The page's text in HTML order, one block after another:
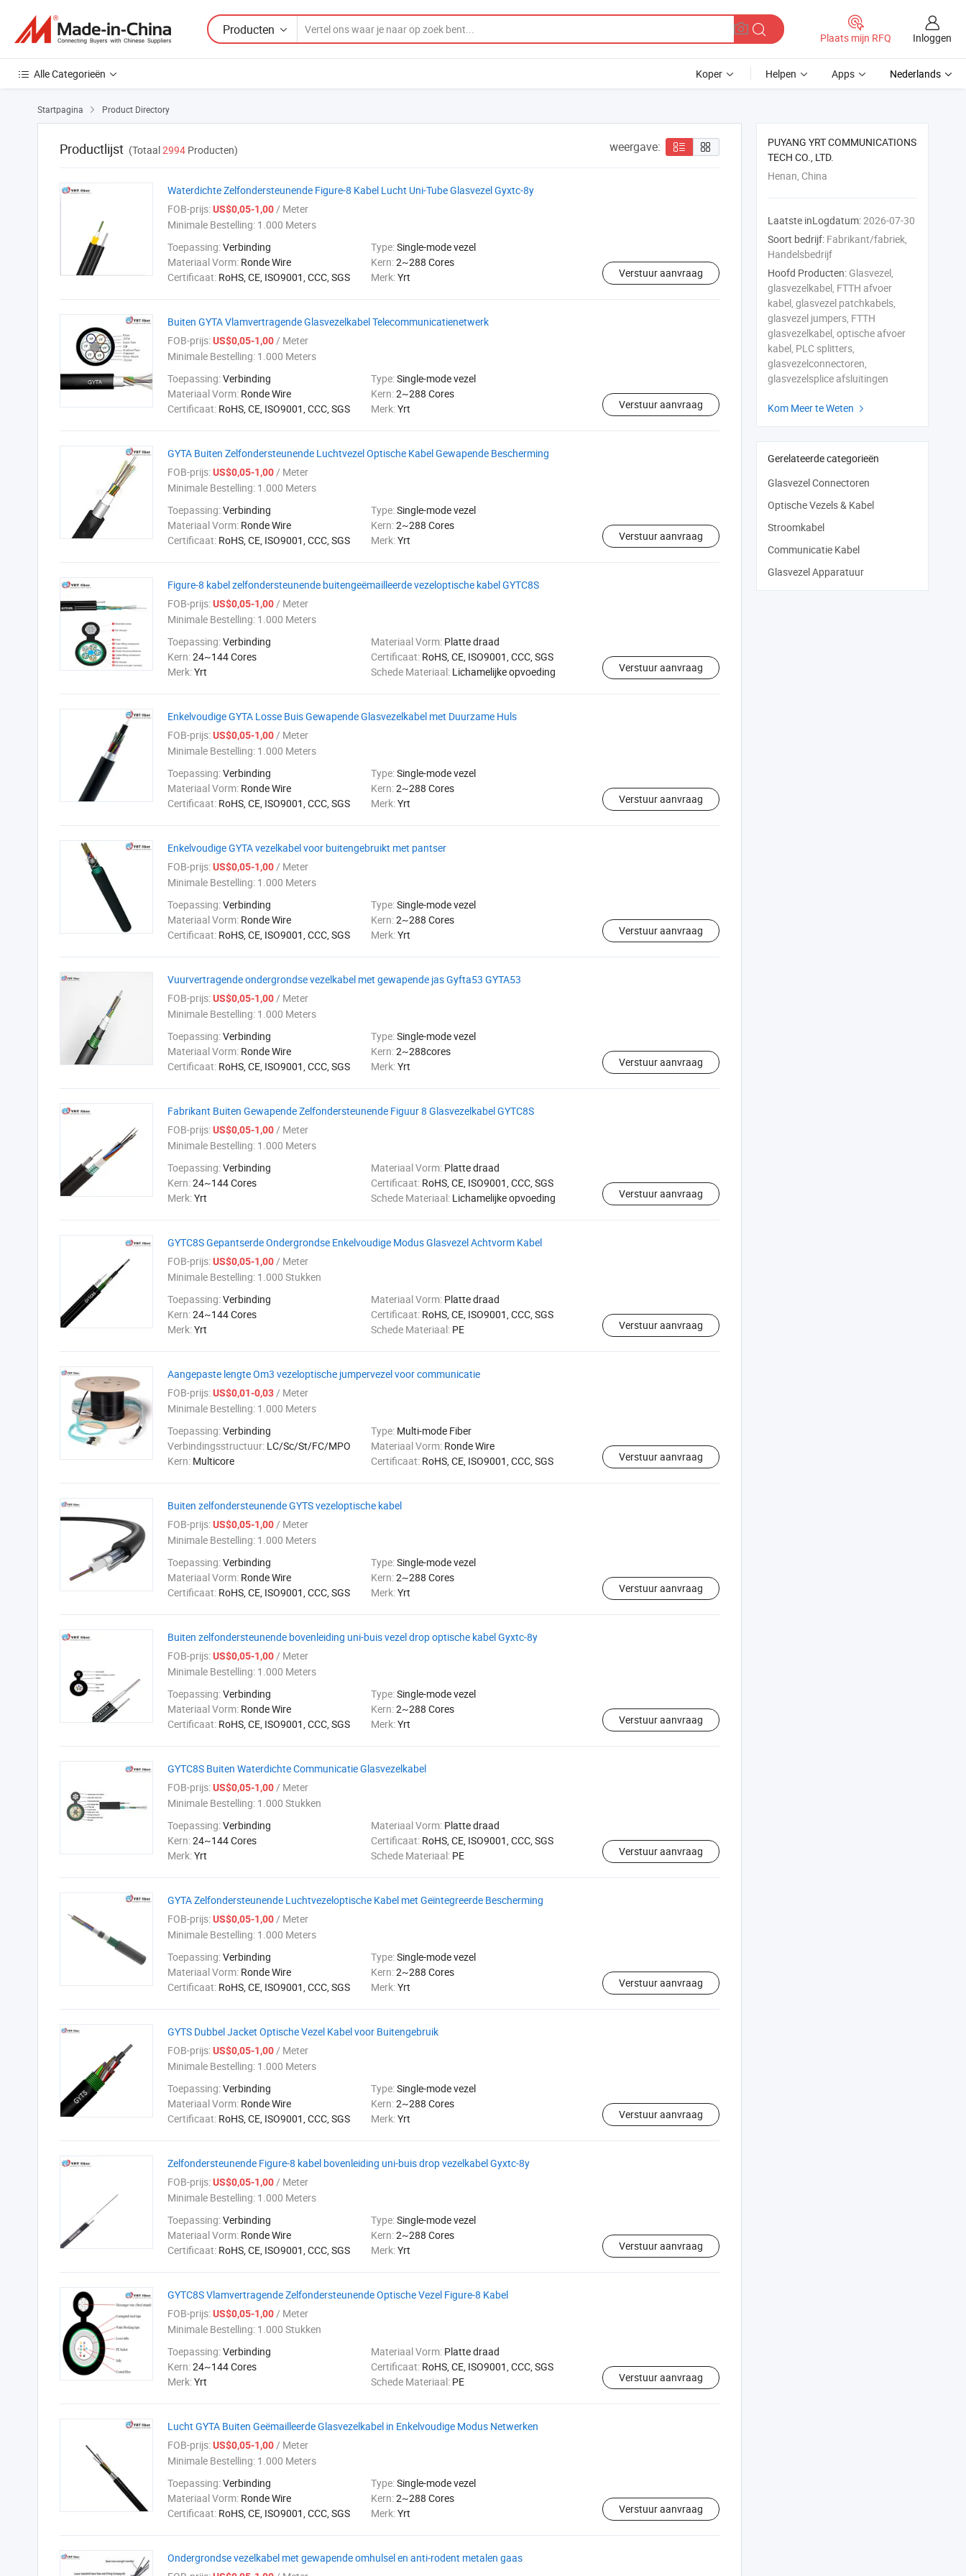
Producten
Plaats mijn RFQ Inloggen
Alle Categorieën Koper Helpen Apps Nederlands
Startpagina  Product Directory
Productlijst (Totaal2994 Producten) weergave:
Waterdichte Zelfondersteunende Figure-8 Kabel Lucht Uni-Tube Glasvezel Gyxtc-8y
FOB-prijs:US$0,05-1,00/ Meter
Minimale Bestelling: 1.000 Meters
Toepassing:Verbinding Type:Single-mode vezel
Materiaal Vorm: Ronde Wire Kern:2~288 Cores
Certificaat: RoHS, CE, ISO9001, CCC, SGS Merk:Yrt Verstuur aanvraag
Buiten GYTA Vlamvertragende Glasvezelkabel Telecommunicatienetwerk
FOB-prijs:US$0,05-1,00/ Meter
Minimale Bestelling: 1.000 Meters
Toepassing:Verbinding Type:Single-mode vezel
Materiaal Vorm: Ronde Wire Kern:2~288 Cores
Certificaat: RoHS, CE, ISO9001, CCC, SGS Merk:Yrt Verstuur aanvraag
GYTA Buiten Zelfondersteunende Luchtvezel Optische Kabel Gewapende Bescherming
FOB-prijs:US$0,05-1,00/ Meter
Minimale Bestelling: 1.000 Meters
Toepassing:Verbinding Type:Single-mode vezel
Materiaal Vorm: Ronde Wire Kern:2~288 Cores
Certificaat: RoHS, CE, ISO9001, CCC, SGS Merk:Yrt Verstuur aanvraag
Figure-8 kabel zelfondersteunende buitengeëmailleerde vezeloptische kabel GYTC8S
FOB-prijs:US$0,05-1,00/ Meter
Minimale Bestelling: 1.000 Meters
Toepassing:Verbinding Materiaal Vorm: Platte draad
Kern:24~144 Cores Certificaat: RoHS, CE, ISO9001, CCC, SGS
Merk:Yrt Schede Materiaal: Lichamelijke opvoeding Verstuur aanvraag
Enkelvoudige GYTA Losse Buis Gewapende Glasvezelkabel met Duurzame Huls
FOB-prijs:US$0,05-1,00/ Meter
Minimale Bestelling: 1.000 Meters
Toepassing:Verbinding Type:Single-mode vezel
Materiaal Vorm: Ronde Wire Kern:2~288 Cores
Certificaat: RoHS, CE, ISO9001, CCC, SGS Merk:Yrt Verstuur aanvraag
Enkelvoudige GYTA vezelkabel voor buitengebruikt met pantser
FOB-prijs:US$0,05-1,00/ Meter
Minimale Bestelling: 1.000 Meters
Toepassing:Verbinding Type:Single-mode vezel
Materiaal Vorm: Ronde Wire Kern:2~288 Cores
Certificaat: RoHS, CE, ISO9001, CCC, SGS Merk:Yrt Verstuur aanvraag
Vuurvertragende ondergrondse vezelkabel met gewapende jas Gyfta53 GYTA53
FOB-prijs:US$0,05-1,00/ Meter
Minimale Bestelling: 1.000 Meters
Toepassing:Verbinding Type:Single-mode vezel
Materiaal Vorm: Ronde Wire Kern:2~288cores
Certificaat: RoHS, CE, ISO9001, CCC, SGS Merk:Yrt Verstuur aanvraag
Fabrikant Buiten Gewapende Zelfondersteunende Figuur 8 Glasvezelkabel GYTC8S
FOB-prijs:US$0,05-1,00/ Meter
Minimale Bestelling: 1.000 Meters
Toepassing:Verbinding Materiaal Vorm: Platte draad
Kern:24~144 Cores Certificaat: RoHS, CE, ISO9001, CCC, SGS
Merk:Yrt Schede Materiaal: Lichamelijke opvoeding Verstuur aanvraag
GYTC8S Gepantserde Ondergrondse Enkelvoudige Modus Glasvezel Achtvorm Kabel
FOB-prijs:US$0,05-1,00/ Meter
Minimale Bestelling: 1.000 Stukken
Toepassing:Verbinding Materiaal Vorm: Platte draad
Kern:24~144 Cores Certificaat: RoHS, CE, ISO9001, CCC, SGS
Merk:Yrt Schede Materiaal: PE Verstuur aanvraag
Aangepaste lengte Om3 vezeloptische jumpervezel voor communicatie
FOB-prijs:US$0,01-0,03/ Meter
Minimale Bestelling: 1.000 Meters
Toepassing:Verbinding Type: Multi-mode Fiber
Verbindingsstructuur: LC/Sc/St/FC/MPO Materiaal Vorm: Ronde Wire
Kern: Multicore Certificaat: RoHS, CE, ISO9001, CCC, SGS Verstuur aanvraag
Buiten zelfondersteunende GYTS vezeloptische kabel
FOB-prijs:US$0,05-1,00/ Meter
Minimale Bestelling: 1.000 Meters
Toepassing:Verbinding Type:Single-mode vezel
Materiaal Vorm: Ronde Wire Kern:2~288 Cores
Certificaat: RoHS, CE, ISO9001, CCC, SGS Merk:Yrt Verstuur aanvraag
Buiten zelfondersteunende bovenleiding uni-buis vezel drop optische kabel Gyxtc-8y
FOB-prijs:US$0,05-1,00/ Meter
Minimale Bestelling: 1.000 Meters
Toepassing:Verbinding Type:Single-mode vezel
Materiaal Vorm: Ronde Wire Kern:2~288 Cores
Certificaat: RoHS, CE, ISO9001, CCC, SGS Merk:Yrt Verstuur aanvraag
GYTC8S Buiten Waterdichte Communicatie Glasvezelkabel
FOB-prijs:US$0,05-1,00/ Meter
Minimale Bestelling: 1.000 Stukken
Toepassing:Verbinding Materiaal Vorm: Platte draad
Kern:24~144 Cores Certificaat: RoHS, CE, ISO9001, CCC, SGS
Merk:Yrt Schede Materiaal: PE Verstuur aanvraag
GYTA Zelfondersteunende Luchtvezeloptische Kabel met Geïntegreerde Bescherming
FOB-prijs:US$0,05-1,00/ Meter
Minimale Bestelling: 1.000 Meters
Toepassing:Verbinding Type:Single-mode vezel
Materiaal Vorm: Ronde Wire Kern:2~288 Cores
Certificaat: RoHS, CE, ISO9001, CCC, SGS Merk:Yrt Verstuur aanvraag
GYTS Dubbel Jacket Optische Vezel Kabel voor Buitengebruik
FOB-prijs:US$0,05-1,00/ Meter
Minimale Bestelling: 1.000 Meters
Toepassing:Verbinding Type:Single-mode vezel
Materiaal Vorm: Ronde Wire Kern:2~288 Cores
Certificaat: RoHS, CE, ISO9001, CCC, SGS Merk:Yrt Verstuur aanvraag
Zelfondersteunende Figure-8 kabel bovenleiding uni-buis drop vezelkabel Gyxtc-8y
FOB-prijs:US$0,05-1,00/ Meter
Minimale Bestelling: 1.000 Meters
Toepassing:Verbinding Type:Single-mode vezel
Materiaal Vorm: Ronde Wire Kern:2~288 Cores
Certificaat: RoHS, CE, ISO9001, CCC, SGS Merk:Yrt Verstuur aanvraag
GYTC8S Vlamvertragende Zelfondersteunende Optische Vezel Figure-8 Kabel
FOB-prijs:US$0,05-1,00/ Meter
Minimale Bestelling: 1.000 Stukken
Toepassing:Verbinding Materiaal Vorm: Platte draad
Kern:24~144 Cores Certificaat: RoHS, CE, ISO9001, CCC, SGS
Merk:Yrt Schede Materiaal: PE Verstuur aanvraag
Lucht GYTA Buiten Geëmailleerde Glasvezelkabel in Enkelvoudige Modus Netwerken
FOB-prijs:US$0,05-1,00/ Meter
Minimale Bestelling: 1.000 Meters
Toepassing:Verbinding Type:Single-mode vezel
Materiaal Vorm: Ronde Wire Kern:2~288 Cores
Certificaat: RoHS, CE, ISO9001, CCC, SGS Merk:Yrt Verstuur aanvraag
Ondergrondse vezelkabel met gewapende omhulsel en anti-rodent metalen gaas
PUYANG YRT COMMUNICATIONS
TECH CO., LTD.
Henan, China
Laatste inLogdatum:2026-07-30
Soort bedrijf: Fabrikant/fabriek,
Handelsbedrijf
Hoofd Producten: Glasvezel,
glasvezelkabel, FTTH afvoer
kabel, glasvezel patchkabels,
glasvezel jumpers, FTTH
glasvezelkabel, optische afvoer
kabel, PLC splitters,
glasvezelconnectoren,
glasvezelsplice afsluitingen
Kom Meer te Weten 
Gerelateerde categorieën
Glasvezel Connectoren
Optische Vezels & Kabel
Stroomkabel
Communicatie Kabel
Glasvezel Apparatuur